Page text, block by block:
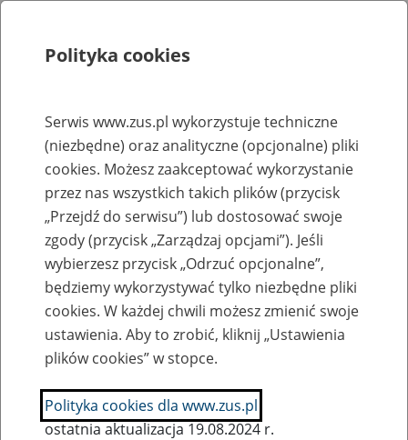
Rejestry, ewidencje i archiwa
Baza zlikwidowanych lub
przekształconych zakładów pracy
Nazwa zakładu pracy:
SZUKAJ
Polityka cookies
Serwis www.zus.pl wykorzystuje techniczne
(niezbędne) oraz analityczne (opcjonalne) pliki
cookies. Możesz zaakceptować wykorzystanie
przez nas wszystkich takich plików (przycisk
„Przejdź do serwisu”) lub dostosować swoje
zgody (przycisk „Zarządzaj opcjami”). Jeśli
wybierzesz przycisk „Odrzuć opcjonalne”,
będziemy wykorzystywać tylko niezbędne pliki
cookies. W każdej chwili możesz zmienić swoje
ustawienia. Aby to zrobić, kliknij „Ustawienia
plików cookies” w stopce.
Polityka cookies dla www.zus.pl
ostatnia aktualizacja 19.08.2024 r.